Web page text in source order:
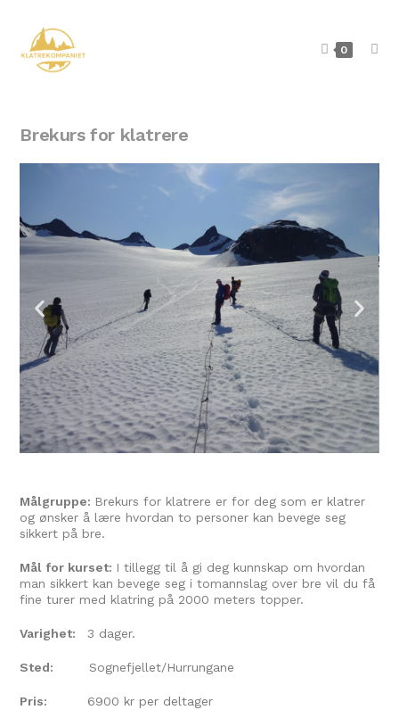
0
Brekurs for klatrere
Målgruppe: Brekurs for klatrere er for deg som er klatrer
og ønsker å lære hvordan to personer kan bevege seg
sikkert på bre.
Mål for kurset: I tillegg til å gi deg kunnskap om hvordan
man sikkert kan bevege seg i tomannslag over bre vil du få
fine turer med klatring på 2000 meters topper.
Varighet: 3 dager.
Sted: Sognefjellet/Hurrungane
Pris: 6900 kr per deltager